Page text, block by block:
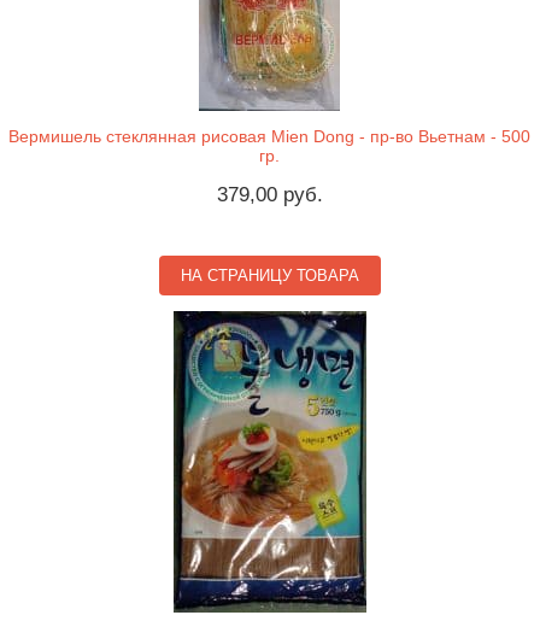
Вермишель стеклянная рисовая Mien Dong - пр-во Вьетнам - 500
гр.
379,00 руб.
НА СТРАНИЦУ ТОВАРА